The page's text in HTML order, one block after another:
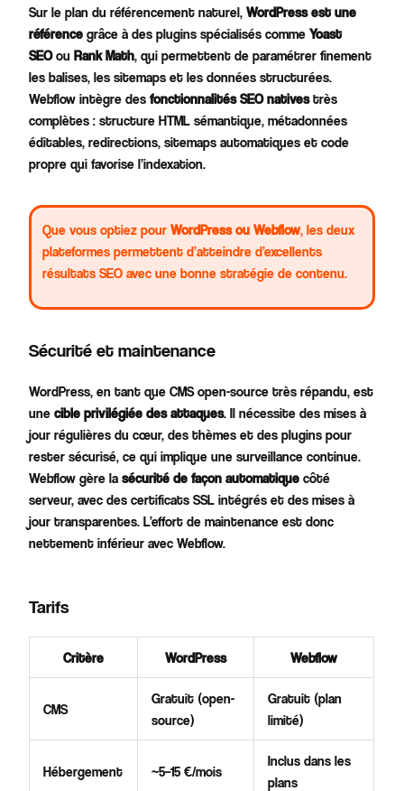
Sur le plan du référencement naturel,WordPress est une
référence grâce à des plugins spécialisés commeYoast
SEOouRank Math, qui permettent de paramétrer finement
les balises, les sitemaps et les données structurées.
Webflow intègre desfonctionnalités SEO nativestrès
complètes : structure HTML sémantique, métadonnées
éditables, redirections, sitemaps automatiques et code
propre qui favorise l’indexation.
Que vous optiez pour WordPress ou Webflow, les deux
plateformes permettent d’atteindre d’excellents
résultats SEO avec une bonne stratégie de contenu.
Sécurité et maintenance
WordPress, en tant que CMS open-source très répandu, est
unecible privilégiée des attaques. Il nécessite des mises à
jour régulières du cœur, des thèmes et des plugins pour
rester sécurisé, ce qui implique une surveillance continue.
Webflow gère lasécurité de façon automatique côté
serveur, avec des certificats SSL intégrés et des mises à
jour transparentes. L’effort de maintenance est donc
nettement inférieur avec Webflow.
Tarifs
Critère WordPress Webflow
CMS
Gratuit (open-
source)
Gratuit (plan
limité)
Hébergement ~5–15 €/mois
Inclus dans les
plans